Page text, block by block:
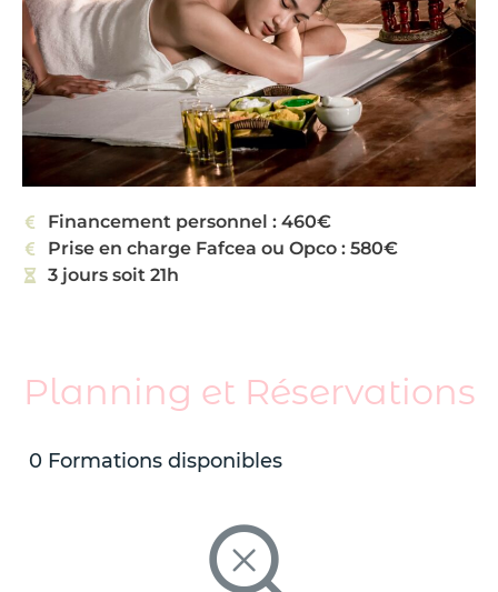
Financement personnel : 460€
Prise en charge Fafcea ou Opco : 580€
3 jours soit 21h
Planning et Réservations
0 Formations disponibles